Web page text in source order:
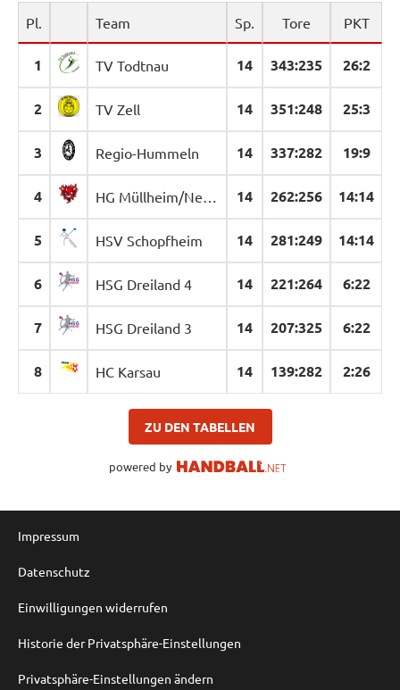
Pl. Team Sp. Tore PKT
1 TV Todtnau 14 343:235 26:2
2 TV Zell 14 351:248 25:3
3 Regio-Hummeln 14 337:282 19:9
4 14 262:256 14:14
5 HSV Schopfheim 14 281:249 14:14
6 HSG Dreiland 4 14 221:264 6:22
7 HSG Dreiland 3 14 207:325 6:22
8 HC Karsau 14 139:282 2:26
ZU DEN TABELLEN
powered by
Impressum
Datenschutz
Einwilligungen widerrufen
Historie der Privatsphäre-Einstellungen
Privatsphäre-Einstellungen ändern